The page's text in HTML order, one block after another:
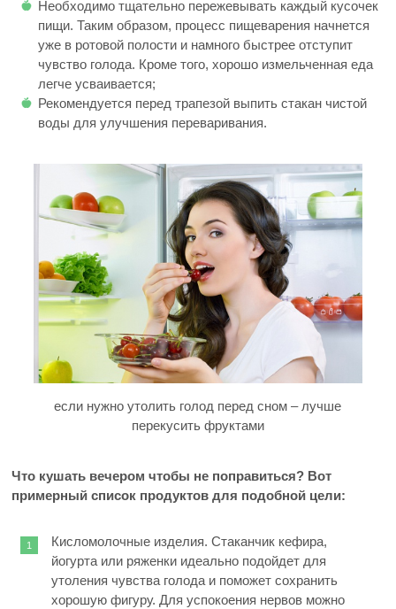
Необходимо тщательно пережевывать каждый кусочек
пищи. Таким образом, процесс пищеварения начнется
уже в ротовой полости и намного быстрее отступит
чувство голода. Кроме того, хорошо измельченная еда
легче усваивается;
Рекомендуется перед трапезой выпить стакан чистой
воды для улучшения переваривания.
если нужно утолить голод перед сном – лучше
перекусить фруктами
Что кушать вечером чтобы не поправиться? Вот
примерный список продуктов для подобной цели:
Кисломолочные изделия. Стаканчик кефира,
йогурта или ряженки идеально подойдет для
утоления чувства голода и поможет сохранить
хорошую фигуру. Для успокоения нервов можно